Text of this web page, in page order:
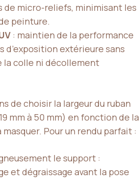
de micro-reliefs, minimisant les
peinture.
: maintien de la performance
d’exposition extérieure sans
la colle ni décollement
de choisir la largeur du ruban
mm à 50 mm) en fonction de la
masquer. Pour un rendu parfait :
le support :
et dégraissage avant la pose